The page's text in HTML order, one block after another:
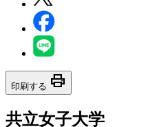
印刷する print
共立女子大学